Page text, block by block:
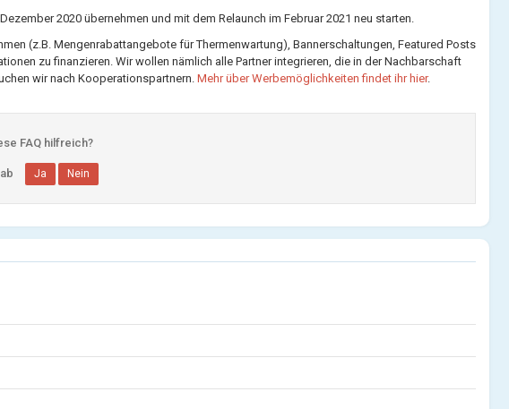
2020 übernehmen und mit dem Relaunch im Februar 2021 neu starten.
(z.B. Mengenrabattangebote für Thermenwartung), Bannerschaltungen, Featured Posts
zu finanzieren. Wir wollen nämlich alle Partner integrieren, die in der Nachbarschaft
wir nach Kooperationspartnern. Mehr über Werbemöglichkeiten findet ihr hier.
FAQ hilfreich?
Ja Nein